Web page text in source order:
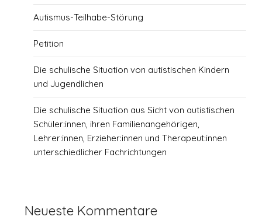
Autismus-Teilhabe-Störung
Petition
Die schulische Situation von autistischen Kindern
und Jugendlichen
Die schulische Situation aus Sicht von autistischen
Schüler:innen, ihren Familienangehörigen,
Lehrer:innen, Erzieher:innen und Therapeut:innen
unterschiedlicher Fachrichtungen
Neueste Kommentare